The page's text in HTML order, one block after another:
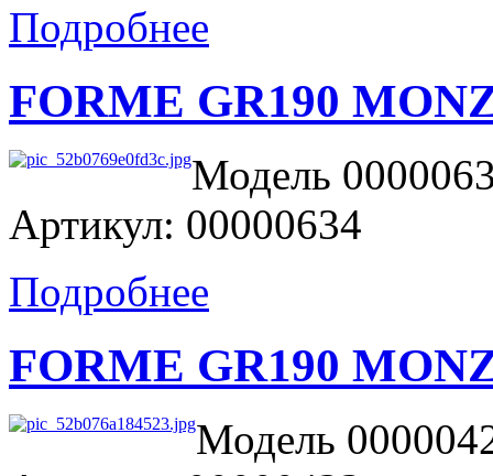
Подробнее
FORME GR190
Модель
Артикул: 00000634
Подробнее
FORME GR190
Модель